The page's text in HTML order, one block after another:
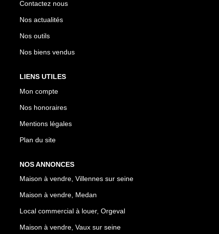
Contactez nous
Nos actualités
Nos outils
Nos biens vendus
LIENS UTILES
Mon compte
Nos honoraires
Mentions légales
Plan du site
NOS ANNONCES
Maison à vendre, Villennes sur seine
Maison à vendre, Medan
Local commercial à louer, Orgeval
Maison à vendre, Vaux sur seine